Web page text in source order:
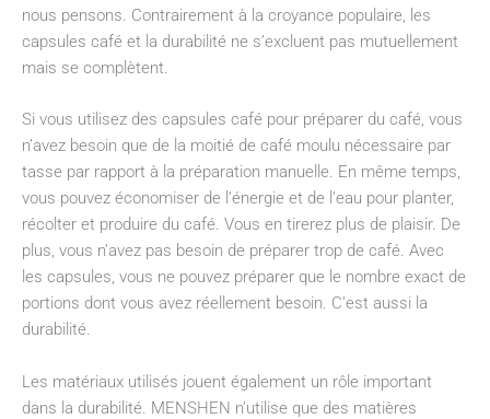
nous pensons. Contrairement à la croyance populaire, les
capsules café et la durabilité ne s’excluent pas mutuellement
mais se complètent.
Si vous utilisez des capsules café pour préparer du café, vous
n’avez besoin que de la moitié de café moulu nécessaire par
tasse par rapport à la préparation manuelle. En même temps,
vous pouvez économiser de l’énergie et de l’eau pour planter,
récolter et produire du café. Vous en tirerez plus de plaisir. De
plus, vous n’avez pas besoin de préparer trop de café. Avec
les capsules, vous ne pouvez préparer que le nombre exact de
portions dont vous avez réellement besoin. C’est aussi la
durabilité.
Les matériaux utilisés jouent également un rôle important
dans la durabilité. MENSHEN n’utilise que des matières